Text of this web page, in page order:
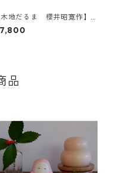
木地だるま 櫻井昭寛作】
ま A-2
品